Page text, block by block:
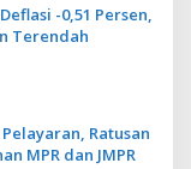
Persen,
Terendah
Ratusan
MPR dan JMPR